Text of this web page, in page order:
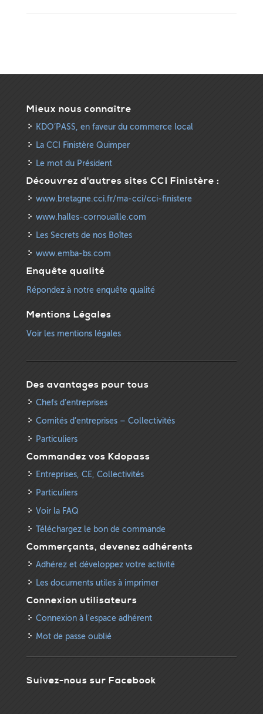
Mieux nous connaître
KDO’PASS, en faveur du commerce local
La CCI Finistère Quimper
Le mot du Président
Découvrez d'autres sites CCI Finistère :
www.bretagne.cci.fr/ma-cci/cci-finistere
www.halles-cornouaille.com
Les Secrets de nos Boîtes
www.emba-bs.com
Enquête qualité
Répondez à notre enquête qualité
Mentions Légales
Voir les mentions légales
Des avantages pour tous
Chefs d’entreprises
Comités d’entreprises – Collectivités
Particuliers
Commandez vos Kdopass
Entreprises, CE, Collectivités
Particuliers
Voir la FAQ
Téléchargez le bon de commande
Commerçants, devenez adhérents
Adhérez et développez votre activité
Les documents utiles à imprimer
Connexion utilisateurs
Connexion à l'espace adhérent
Mot de passe oublié
Suivez-nous sur Facebook